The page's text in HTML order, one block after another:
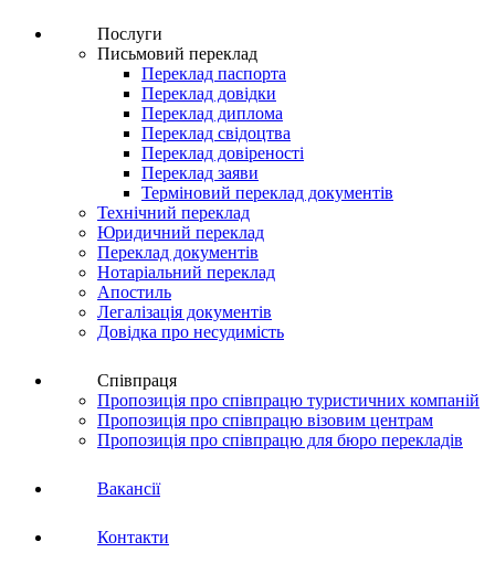
Послуги
Письмовий переклад
Переклад паспорта
Переклад довідки
Переклад диплома
Переклад свідоцтва
Переклад довіреності
Переклад заяви
Терміновий переклад документів
Технічний переклад
Юридичний переклад
Переклад документів
Нотаріальний переклад
Апостиль
Легалізація документів
Довідка про несудимість
Співпраця
Пропозиція про співпрацю туристичних компаній
Пропозиція про співпрацю візовим центрам
Пропозиція про співпрацю для бюро перекладів
Вакансії
Контакти